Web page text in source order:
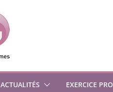
ACTUALITÉS EXERCICE PRO